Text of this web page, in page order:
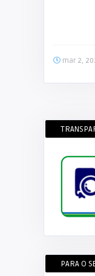
mar 2,
PARA O